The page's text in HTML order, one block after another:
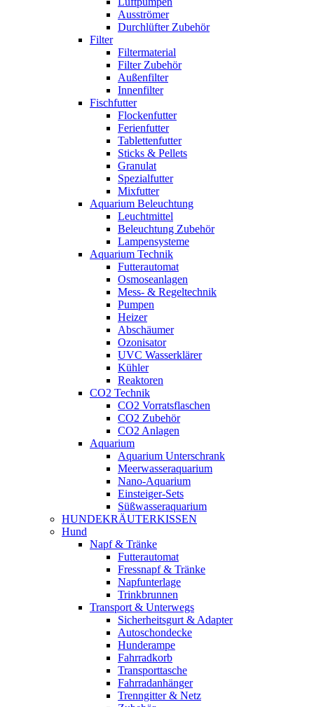
Ausströmer
Durchlüfter Zubehör
Filter
Filtermaterial
Filter Zubehör
Außenfilter
Innenfilter
Fischfutter
Flockenfutter
Ferienfutter
Tablettenfutter
Sticks & Pellets
Granulat
Spezialfutter
Mixfutter
Aquarium Beleuchtung
Leuchtmittel
Beleuchtung Zubehör
Lampensysteme
Aquarium Technik
Futterautomat
Osmoseanlagen
Mess- & Regeltechnik
Pumpen
Heizer
Abschäumer
Ozonisator
UVC Wasserklärer
Kühler
Reaktoren
CO2 Technik
CO2 Vorratsflaschen
CO2 Zubehör
CO2 Anlagen
Aquarium
Aquarium Unterschrank
Meerwasseraquarium
Nano-Aquarium
Einsteiger-Sets
Süßwasseraquarium
HUNDEKRÄUTERKISSEN
Hund
Napf & Tränke
Futterautomat
Fressnapf & Tränke
Napfunterlage
Trinkbrunnen
Transport & Unterwegs
Sicherheitsgurt & Adapter
Autoschondecke
Hunderampe
Fahrradkorb
Transporttasche
Fahrradanhänger
Trenngitter & Netz